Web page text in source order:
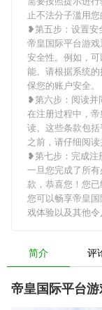
止不法分子滥用您
❥第五步：设置安
帝皇国际平台游
安全性。例如，
能。请根据系统
保您的账户安全。
❥第六步：阅读并
在注册过程中，
读。这些条款包
之前，请仔细阅
❥第七步：完成注
一旦您完成了所
款，恭喜您！您
您可以畅享帝皇
戏体验以及其他令
简介 评
帝皇国际平台